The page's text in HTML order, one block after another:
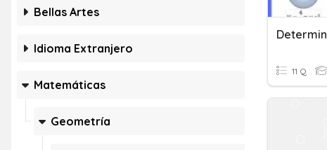
Bellas Artes
Idioma Extranjero
Matemáticas
Geometría
11 Q